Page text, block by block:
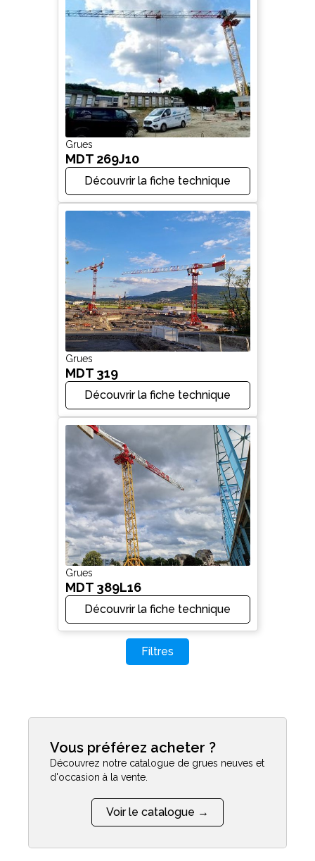
Grues
MDT 269J10
Découvrir la fiche technique
Grues
MDT 319
Découvrir la fiche technique
Grues
MDT 389L16
Découvrir la fiche technique
Filtres
Vous préférez acheter ?
Découvrez notre catalogue de grues neuves et
d'occasion à la vente.
Voir le catalogue →